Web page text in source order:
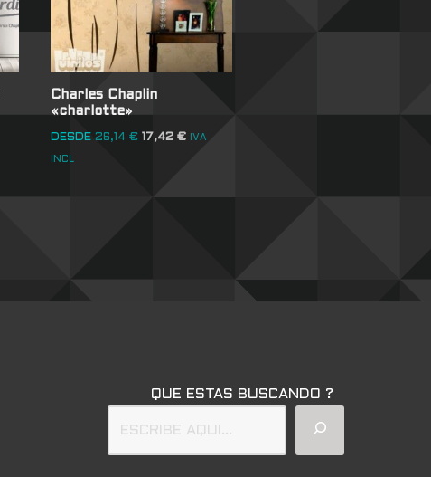
Charles Chaplin
«charlotte»
DESDE 26,14€ 17,42 € IVA
INCL
QUE ESTAS BUSCANDO ?